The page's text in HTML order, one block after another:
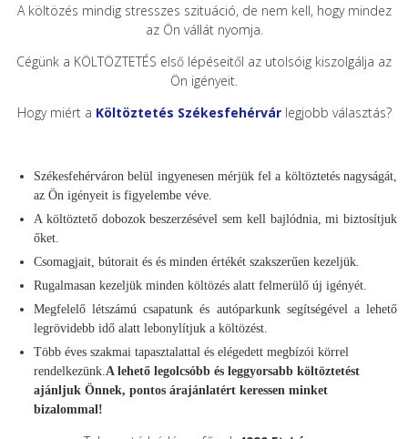
A költözés mindig stresszes szituáció, de nem kell, hogy mindez
az Ön vállát nyomja.
Cégünk a KÖLTÖZTETÉS első lépéseitől az utolsóig kiszolgálja az
Ön igényeit.
Hogy miért a Költöztetés Székesfehérvárlegjobb választás?
Székesfehérváron belül ingyenesen mérjük fel a költöztetés nagyságát,
az Ön igényeit is figyelembe véve.
A költöztető dobozok beszerzésével sem kell bajlódnia, mi biztosítjuk
őket.
Csomagjait, bútorait és és minden értékét szakszerűen kezeljük.
Rugalmasan kezeljük minden költözés alatt felmerülő új igényét.
Megfelelő létszámú csapatunk és autóparkunk segítségével a lehető
legrövidebb idő alatt lebonylítjuk a költözést.
Több éves szakmai tapasztalattal és elégedett megbízói körrel
rendelkezünk. A lehető legolcsóbb és leggyorsabb költöztetést
ajánljuk Önnek, pontos árajánlatért keressen minket
bizalommal!